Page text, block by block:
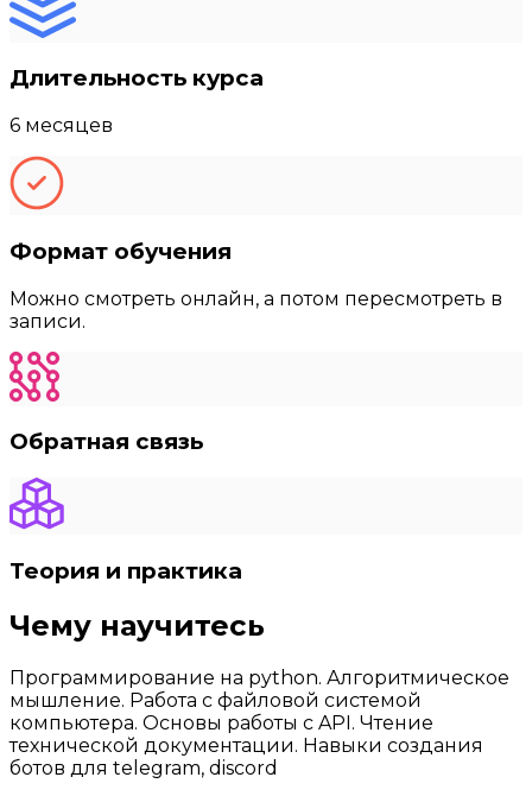
Длительность курса
6 месяцев
Формат обучения
Можно смотреть онлайн, а потом пересмотреть в
записи.
Обратная связь
Теория и практика
Чему научитесь
Программирование на python. Алгоритмическое
мышление. Работа с файловой системой
компьютера. Основы работы с API. Чтение
технической документации. Навыки создания
ботов для telegram, discord